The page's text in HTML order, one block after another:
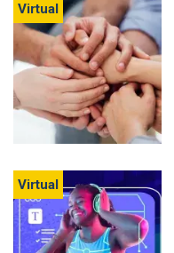
Virtual
Virtual